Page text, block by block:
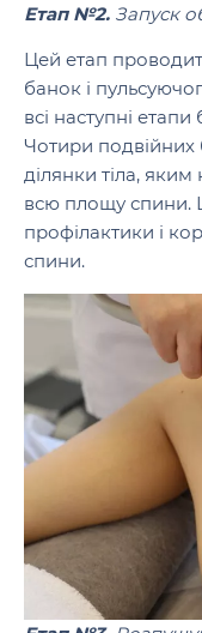
Етап №2. Запуск
Цей етап
банок і
всі наступні
Чотири подвійних
ділянки тіла,
всю площу спини.
профілактики і
спини.